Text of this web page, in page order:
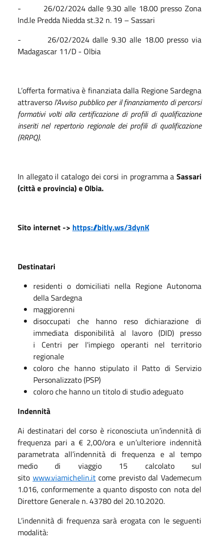
- 26/02/2024 dalle 9.30 alle 18.00 presso Zona
Ind.le Predda Niedda st.32 n. 19 – Sassari
- 26/02/2024 dalle 9.30 alle 18.00 presso via
Madagascar 11/D - Olbia
L’offerta formativa è finanziata dalla Regione Sardegna
attraverso l’Avviso pubblico per il finanziamento di percorsi
formativi volti alla certificazione di profili di qualificazione
inseriti nel repertorio regionale dei profili di qualificazione
(RRPQ).
In allegato il catalogo dei corsi in programma a Sassari
(città e provincia) e Olbia.
Sito internet -> https://bitly.ws/3dynK
Destinatari
residenti o domiciliati nella Regione Autonoma
della Sardegna
maggiorenni
disoccupati che hanno reso dichiarazione di
immediata disponibilità al lavoro (DID) presso
i Centri per l'impiego operanti nel territorio
regionale
coloro che hanno stipulato il Patto di Servizio
Personalizzato (PSP)
coloro che hanno un titolo di studio adeguato
Indennità
Ai destinatari del corso è riconosciuta un’indennità di
frequenza pari a € 2,00/ora e un’ulteriore indennità
parametrata all’indennità di frequenza e al tempo
medio di viaggio 15 calcolato sul
sito www.viamichelin.itcome previsto dal Vademecum
1.016, conformemente a quanto disposto con nota del
Direttore Generale n. 43780 del 20.10.2020.
L’indennità di frequenza sarà erogata con le seguenti
modalità: